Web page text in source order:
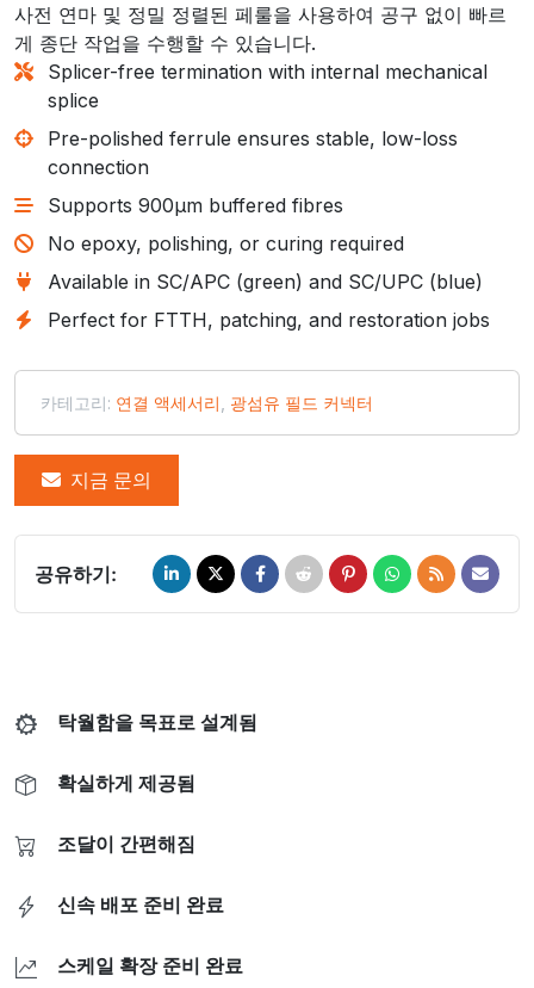
사전 연마 및 정밀 정렬된 페룰을 사용하여 공구 없이 빠르
게 종단 작업을 수행할 수 있습니다.
Splicer-free termination with internal mechanical
splice
Pre-polished ferrule ensures stable, low-loss
connection
Supports 900µm buffered fibres
No epoxy, polishing, or curing required
Available in SC/APC (green) and SC/UPC (blue)
Perfect for FTTH, patching, and restoration jobs
카테고리: 연결 액세서리 광섬유 필드 커넥터
지금 문의
공유하기:
탁월함을 목표로 설계됨
확실하게 제공됨
조달이 간편해짐
신속 배포 준비 완료
스케일 확장 준비 완료